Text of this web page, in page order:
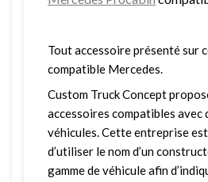
Tout accessoire présenté sur
compatible Mercedes.
Custom Truck Concept
accessoires compatibles
véhicules. Cette entreprise
d’utiliser le nom d’un
gamme de véhicule afin